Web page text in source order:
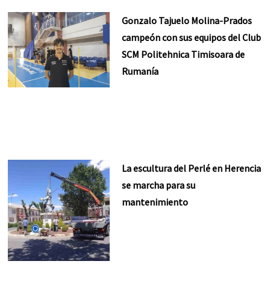
Gonzalo Tajuelo Molina-Prados
campeón con sus equipos del Club
SCM Politehnica Timisoara de
Rumanía
La escultura del Perlé en Herencia
se marcha para su
mantenimiento